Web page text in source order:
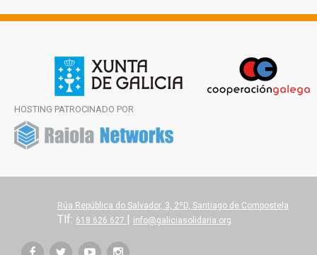
HOSTING PATROCINADO POR
Rúa República do Salvador, 3, 2ºD, Santiago de Compostela
Tlf: 618 626 627 | info@galiciasolidaria.org